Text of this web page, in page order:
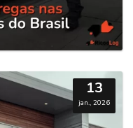
13
jan., 2026